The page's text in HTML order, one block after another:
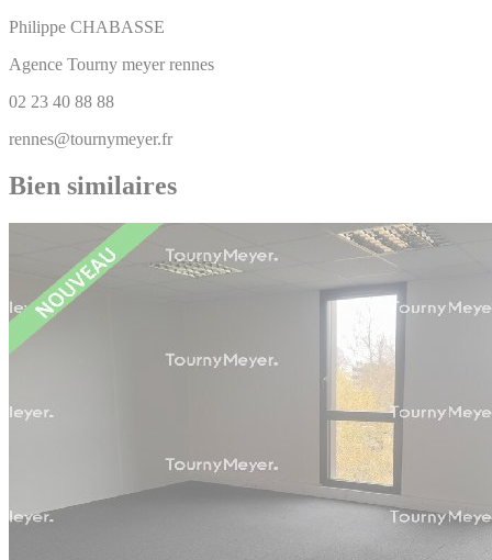
Philippe CHABASSE
Agence Tourny meyer rennes
02 23 40 88 88
rennes@tournymeyer.fr
Bien similaires